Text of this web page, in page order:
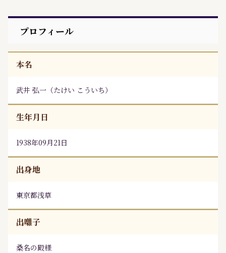
プロフィール
本名
武井 弘一 （たけい こういち）
生年月日
1938年09月21日
出身地
東京都浅草
出囃子
桑名の殿様